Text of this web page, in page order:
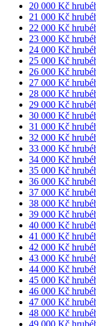
20 000 Kč
21 000 Kč
22 000 Kč
23 000 Kč
24 000 Kč
25 000 Kč
26 000 Kč
27 000 Kč
28 000 Kč
29 000 Kč
30 000 Kč
31 000 Kč
32 000 Kč
33 000 Kč
34 000 Kč
35 000 Kč
36 000 Kč
37 000 Kč
38 000 Kč
39 000 Kč
40 000 Kč
41 000 Kč
42 000 Kč
43 000 Kč
44 000 Kč
45 000 Kč
46 000 Kč
47 000 Kč
48 000 Kč